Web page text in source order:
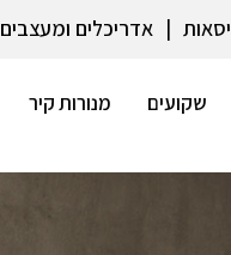
אדריכלים ומעצבים
שקועים מנורות קיר